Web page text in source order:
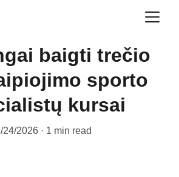
baigti trečio
sporto
kursai
24/2026 1 min read